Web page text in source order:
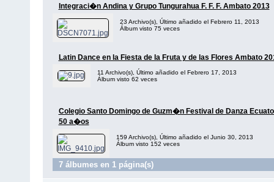
Integraci�n Andina y Grupo Tungurahua F. F. F. Ambato 2013
23 Archivo(s), Último añadido el Febrero 11, 2013
Álbum visto 75 veces
Latin Dance en la Fiesta de la Fruta y de las Flores Ambato
11 Archivo(s), Último añadido el Febrero 17, 2013
Álbum visto 62 veces
Colegio Santo Domingo de Guzm�n Festival de Danza
50 a�os
159 Archivo(s), Último añadido el Junio 30, 2013
Álbum visto 152 veces
7 álbumes en 1 página(s)